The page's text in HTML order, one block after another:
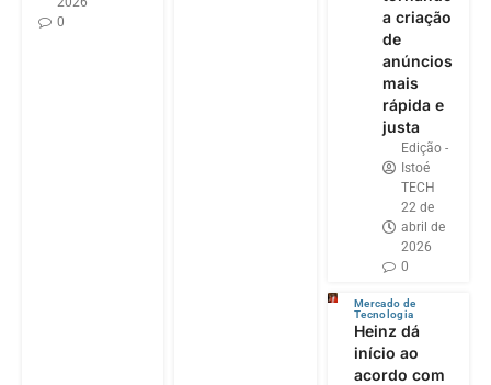
0
a criação
de
anúncios
mais
rápida e
justa
Edição -
Istoé
TECH
22 de
abril de
2026
0
Mercado de
Tecnologia
Heinz dá
início ao
acordo com